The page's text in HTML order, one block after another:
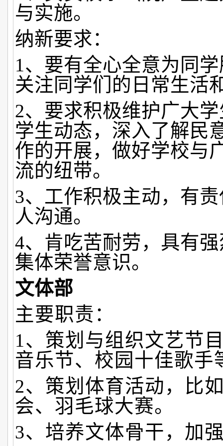
与实施。
纳新要求：
1、要有全心全意为同
关注同学们的日常生活
2、要求积极维护广大
学生动态，深入了解民
作的开展，做好学校与
流的纽带。
3、工作积极主动，有
人沟通。
4、肯吃苦耐劳，具有
集体荣誉意识。
文体部
主要职责：
1、策划与组织文艺节
音乐节、校园十佳歌手
2、策划体育活动，比
会、羽毛球大赛。
3、培养文体骨干，加